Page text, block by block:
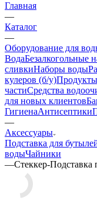
Главная
—
Каталог
—
Оборудование для
ВодаБезалкогольные
сливкиНаборы воды
кулеров (б/у)
частиСредства
для новых клиентов
ГигиенаАнтисептики
—
Аксессуары
Подставка для
водыЧайники
—Стеккер-Подставка